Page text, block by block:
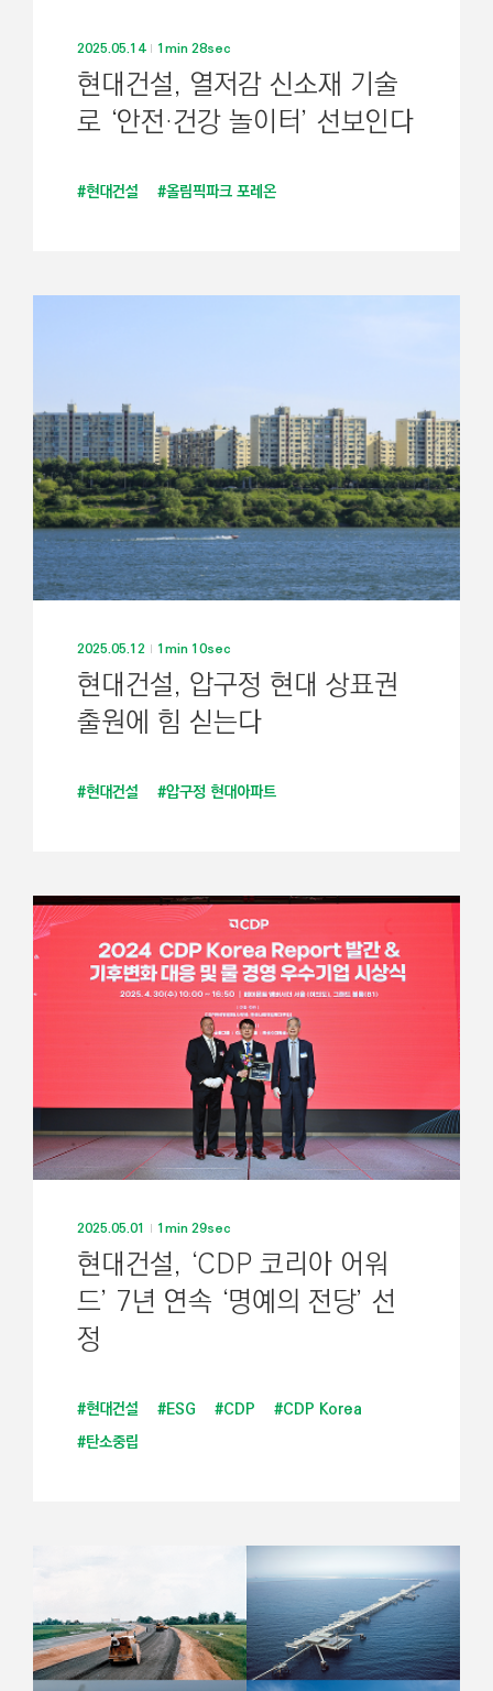
2025.05.14 1min 28sec
현대건설, 열저감 신소재 기술
로 ‘안전·건강 놀이터’ 선보인다
#현대건설 #올림픽파크 포레온
2025.05.12 1min 10sec
현대건설, 압구정 현대 상표권
출원에 힘 싣는다
#현대건설 #압구정 현대아파트
2025.05.01 1min 29sec
현대건설, ‘CDP 코리아 어워
드’ 7년 연속 ‘명예의 전당’ 선
정
#현대건설 #ESG #CDP
#CDP Korea
#탄소중립